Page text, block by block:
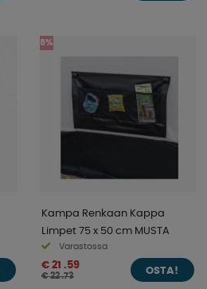
5%
Kampa Renkaan Kappa
Limpet 75 x 50 cm MUSTA
Varastossa
€ 21 .59
€ 22 .73
OSTA!